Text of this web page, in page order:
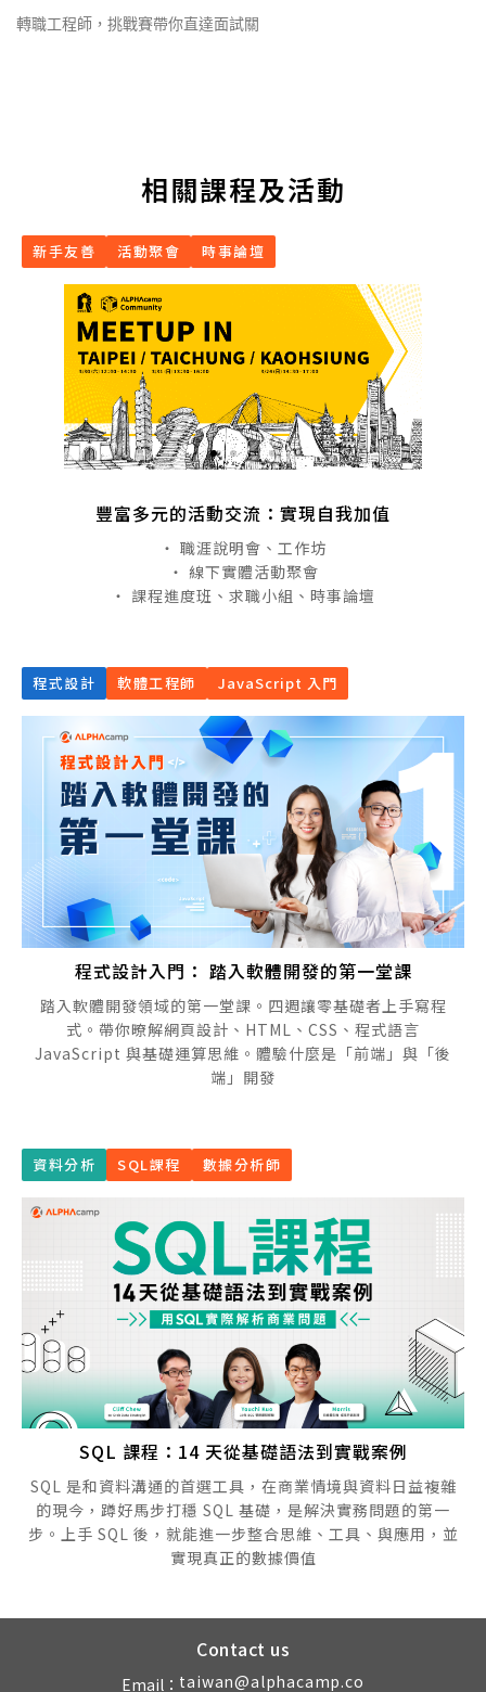
轉職工程師，挑戰賽帶你直達面試關
相關課程及活動
新手友善 活動聚會 時事論壇
豐富多元的活動交流：實現自我加值
・ 職涯說明會、工作坊
・ 線下實體活動聚會
・ 課程進度班、求職小組、時事論壇
程式設計 軟體工程師 JavaScript 入門
程式設計入門： 踏入軟體開發的第一堂課
踏入軟體開發領域的第一堂課。四週讓零基礎者上手寫程
式。帶你暸解網頁設計、HTML、CSS、程式語言
JavaScript 與基礎運算思維。體驗什麼是「前端」與「後
端」開發
資料分析 SQL課程 數據分析師
SQL 課程：14 天從基礎語法到實戰案例
SQL 是和資料溝通的首選工具，在商業情境與資料日益複雜
的現今，蹲好馬步打穩 SQL 基礎，是解決實務問題的第一
步。上手 SQL 後，就能進一步整合思維、工具、與應用，並
實現真正的數據價值
Contact us
Email： taiwan@alphacamp.co